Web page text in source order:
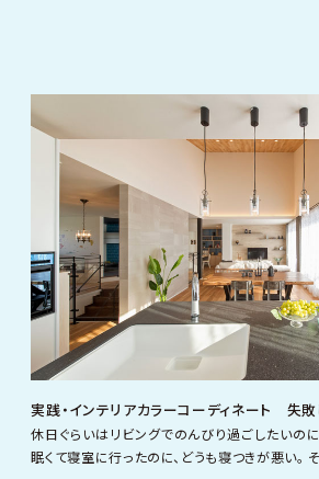
実践・インテリアカラーコーディネート 失
休日ぐらいはリビングでのんびり過ごしたいの
眠くて寝室に行ったのに、どうも寝つきが悪い。